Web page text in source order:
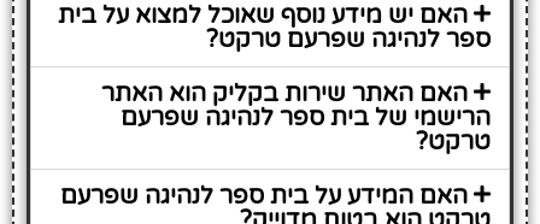
האם יש מידע נוסף שאוכל למצוא על בית
ספר לנהיגה שפרעם טרקט?
האם האתר שירות בקליק הוא האתר
הרישמי של בית ספר לנהיגה שפרעם
טרקט?
האם המידע על בית ספר לנהיגה שפרעם